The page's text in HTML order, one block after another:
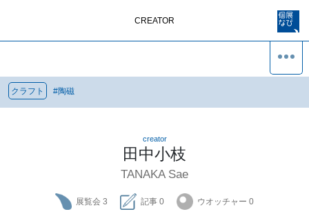
CREATOR
クラフト #陶磁
creator
田中小枝
TANAKA Sae
展覧会 3 記事 0 ウオッチャー 0